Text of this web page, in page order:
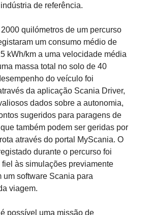
de referência.
quilómetros de um percurso
um consumo médio de
kWh/km a uma velocidade média
massa total no solo de 40
do veículo foi
da aplicação Scania Driver,
dados sobre a autonomia,
sugeridos para paragens de
também podem ser geridas por
através do portal MyScania. O
durante o percurso foi
fiel às simulações previamente
um software Scania para
viagem.
possível uma missão de